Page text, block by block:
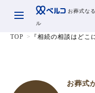
お葬式な
ル
TOP 『相続の相談はどこ
お葬式